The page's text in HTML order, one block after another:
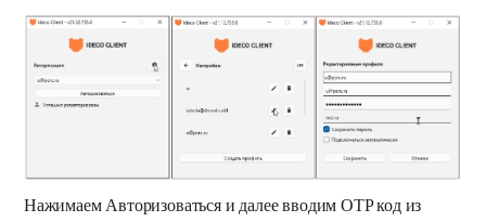
Нажимаем Авторизоваться и далее вводим OTP код из